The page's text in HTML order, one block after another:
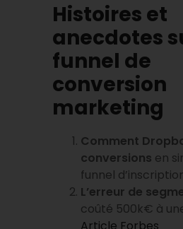
Histoires et
anecdotes
funnel de
conversion
marketing
Comment
conversions en
funnel
L’erreur de
coûté 500k€ à